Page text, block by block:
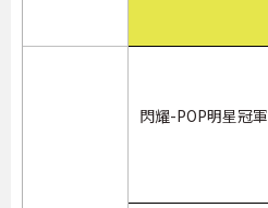
閃耀-POP明星冠軍